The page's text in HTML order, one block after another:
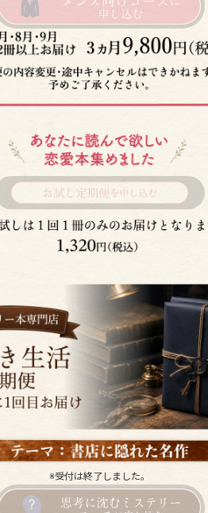
※受付は終了しました。